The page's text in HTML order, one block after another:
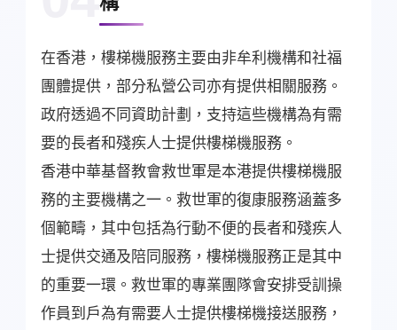
在香港，樓梯機服務主要由非牟利機構和社福
團體提供，部分私營公司亦有提供相關服務。
政府透過不同資助計劃，支持這些機構為有需
要的長者和殘疾人士提供樓梯機服務。
香港中華基督教會救世軍是本港提供樓梯機服
務的主要機構之一。救世軍的復康服務涵蓋多
個範疇，其中包括為行動不便的長者和殘疾人
士提供交通及陪同服務，樓梯機服務正是其中
的重要一環。救世軍的專業團隊會安排受訓操
作員到戶為有需要人士提供樓梯機接送服務，